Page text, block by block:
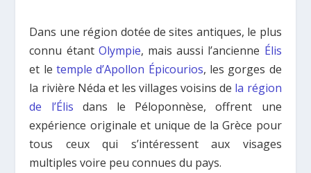
Dans une région dotée de sites antiques, le plus
connu étant Olympie, mais aussi l’ancienne Élis
et letemple d’Apollon Épicourios, les gorges de
la rivière Néda et les villages voisins de la région
de l’Élis dans le Péloponnèse, offrent une
expérience originale et unique de la Grèce pour
tous ceux qui s’intéressent aux visages
multiples voire peu connues du pays.